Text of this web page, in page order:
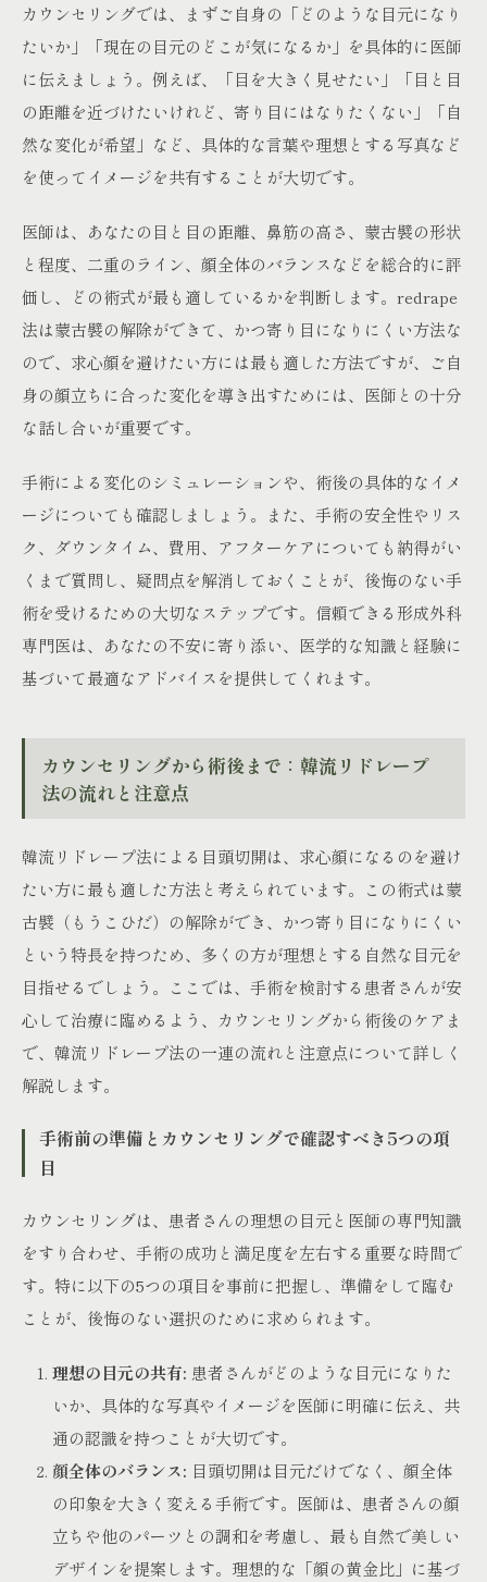
カウンセリングでは、まずご自身の「どのような目元になり
たいか」「現在の目元のどこが気になるか」を具体的に医師
に伝えましょう。例えば、「目を大きく見せたい」「目と目
の距離を近づけたいけれど、寄り目にはなりたくない」「自
然な変化が希望」など、具体的な言葉や理想とする写真など
を使ってイメージを共有することが大切です。
医師は、あなたの目と目の距離、鼻筋の高さ、蒙古襞の形状
と程度、二重のライン、顔全体のバランスなどを総合的に評
価し、どの術式が最も適しているかを判断します。redrape
法は蒙古襞の解除ができて、かつ寄り目になりにくい方法な
ので、求心顔を避けたい方には最も適した方法ですが、ご自
身の顔立ちに合った変化を導き出すためには、医師との十分
な話し合いが重要です。
手術による変化のシミュレーションや、術後の具体的なイメ
ージについても確認しましょう。また、手術の安全性やリス
ク、ダウンタイム、費用、アフターケアについても納得がい
くまで質問し、疑問点を解消しておくことが、後悔のない手
術を受けるための大切なステップです。信頼できる形成外科
専門医は、あなたの不安に寄り添い、医学的な知識と経験に
基づいて最適なアドバイスを提供してくれます。
カウンセリングから術後まで：韓流リドレープ
法の流れと注意点
韓流リドレープ法による目頭切開は、求心顔になるのを避け
たい方に最も適した方法と考えられています。この術式は蒙
古襞（もうこひだ）の解除ができ、かつ寄り目になりにくい
という特長を持つため、多くの方が理想とする自然な目元を
目指せるでしょう。ここでは、手術を検討する患者さんが安
心して治療に臨めるよう、カウンセリングから術後のケアま
で、韓流リドレープ法の一連の流れと注意点について詳しく
解説します。
手術前の準備とカウンセリングで確認すべき5つの項
目
カウンセリングは、患者さんの理想の目元と医師の専門知識
をすり合わせ、手術の成功と満足度を左右する重要な時間で
す。特に以下の5つの項目を事前に把握し、準備をして臨む
ことが、後悔のない選択のために求められます。
理想の目元の共有: 患者さんがどのような目元になりた
いか、具体的な写真やイメージを医師に明確に伝え、共
通の認識を持つことが大切です。
顔全体のバランス: 目頭切開は目元だけでなく、顔全体
の印象を大きく変える手術です。医師は、患者さんの顔
立ちや他のパーツとの調和を考慮し、最も自然で美しい
デザインを提案します。理想的な「顔の黄金比」に基づ